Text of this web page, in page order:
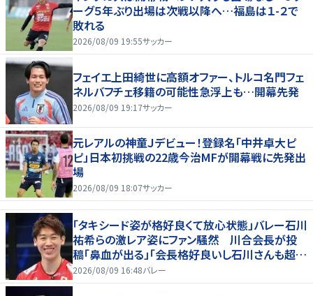
ーグ５年ぶり出場は次戦以降へ…福島は１-２で
敗れる
2026/08/09 19:55サッカー
フェイエ上田綺世に高額オファー、トルコ名門フェ
ネルバフチェ移籍の可能性急浮上も…開幕先発
2026/08/09 19:17サッカー
元レアルの神童Ｊデビュー！登録名「中井卓大ピ
ピ」日本初挑戦の22歳今治MFが開幕戦に先発出
場
2026/08/09 18:07サッカー
「タキシード姿が格好良くて放心状態」バレー石川
祐希らの激レア姿にファン騒然 川合会長が投
稿「鼻血が出る」「会長格好良いし石川さんも超格
好いい」
2026/08/09 16:48バレー